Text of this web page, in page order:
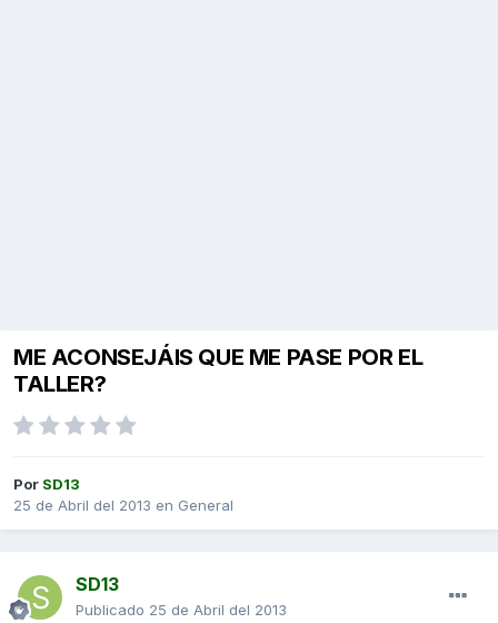
ME ACONSEJÁIS QUE ME PASE POR EL
TALLER?
Por SD13
25 de Abril del 2013 en General
SD13
Publicado 25 de Abril del 2013